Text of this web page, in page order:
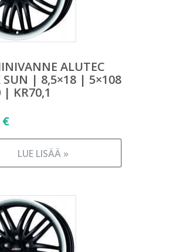
ALUTEC
SUN | 8,5×18 | 5×108
| KR70,1
€
LUE LISÄÄ »